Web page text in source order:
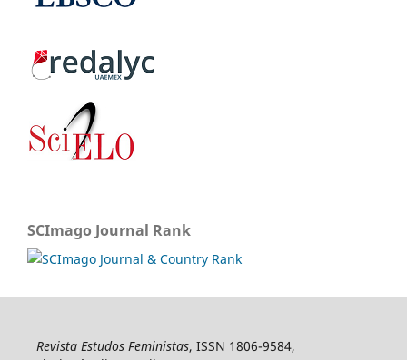
SCImago Journal Rank
Revista Estudos Feministas, ISSN 1806-9584,